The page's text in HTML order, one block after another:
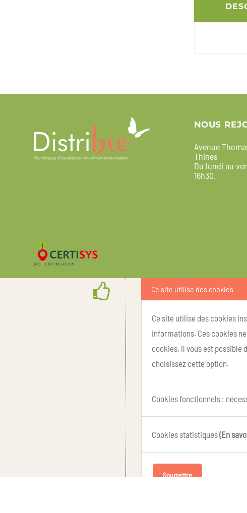
NOUS
Avenue
Thines
Du lundi au
16h30.
Ce site utilise des cookies
Ce site utilise des cookies
informations. Ces cookies
cookies, il vous est possible
choisissez cette option.
Cookies fonctionnels :
Cookies statistiques(En
Soumettre